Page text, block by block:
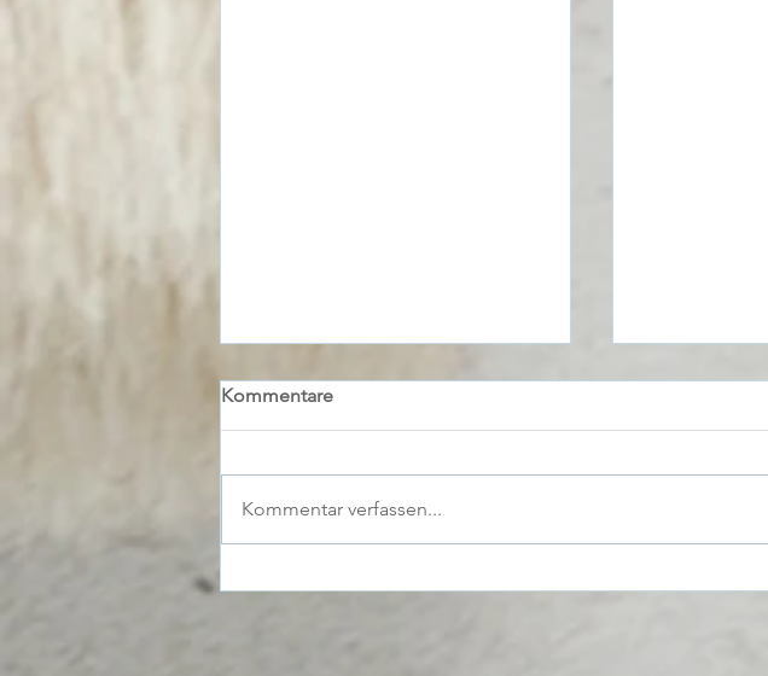
Kommentare
Kommentar verfassen...